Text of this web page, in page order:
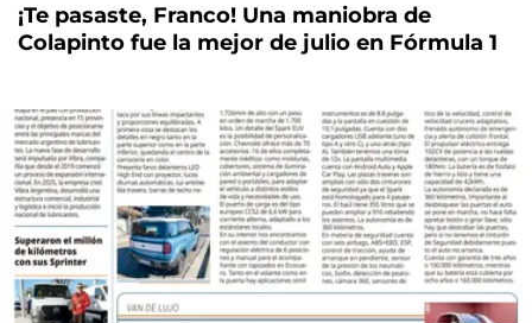
¡Te pasaste, Franco! Una maniobra de
Colapinto fue la mejor de julio en Fórmula 1